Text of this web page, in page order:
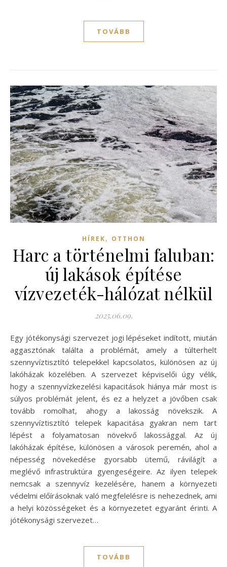
TOVÁBB
HÍREK, OTTHON
Harc a történelmi faluban:
új lakások építése
vízvezeték-hálózat nélkül
2025.06.09.
Egy jótékonysági szervezet jogi lépéseket indított, miután
aggasztónak találta a problémát, amely a túlterhelt
szennyvíztisztító telepekkel kapcsolatos, különösen az új
lakóházak közelében. A szervezet képviselői úgy vélik,
hogy a szennyvízkezelési kapacitások hiánya már most is
súlyos problémát jelent, és ez a helyzet a jövőben csak
tovább romolhat, ahogy a lakosság növekszik. A
szennyvíztisztító telepek kapacitása gyakran nem tart
lépést a folyamatosan növekvő lakossággal. Az új
lakóházak építése, különösen a városok peremén, ahol a
népesség növekedése gyorsabb ütemű, rávilágít a
meglévő infrastruktúra gyengeségeire. Az ilyen telepek
nemcsak a szennyvíz kezelésére, hanem a környezeti
védelmi előírásoknak való megfelelésre is nehezednek, ami
a helyi közösségeket és a környezetet egyaránt érinti. A
jótékonysági szervezet…
TOVÁBB